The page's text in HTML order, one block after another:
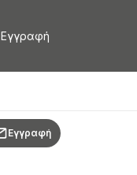
Εγγραφή
Εγγραφή